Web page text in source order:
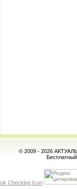
© 2009 - 2026